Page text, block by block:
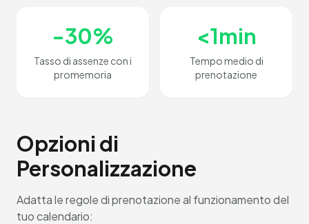
-30%
Tasso di assenze con i
promemoria
<1min
Tempo medio di
prenotazione
Opzioni di
Personalizzazione
Adatta le regole di prenotazione al funzionamento del
tuo calendario: